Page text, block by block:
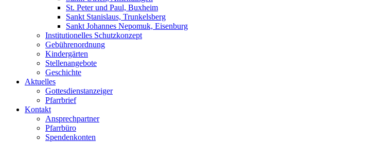
St. Peter und Paul, Buxheim
Sankt Stanislaus, Trunkelsberg
Sankt Johannes Nepomuk, Eisenburg
Institutionelles Schutzkonzept
Gebührenordnung
Kindergärten
Stellenangebote
Geschichte
Aktuelles
Gottesdienstanzeiger
Pfarrbrief
Kontakt
Ansprechpartner
Pfarrbüro
Spendenkonten